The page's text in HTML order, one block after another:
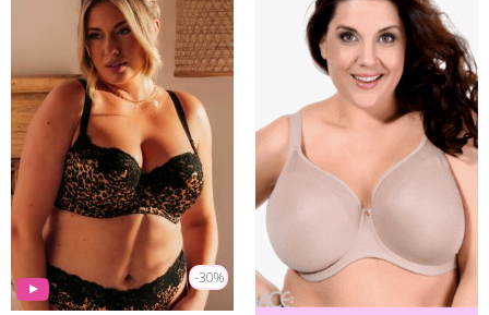
-30%